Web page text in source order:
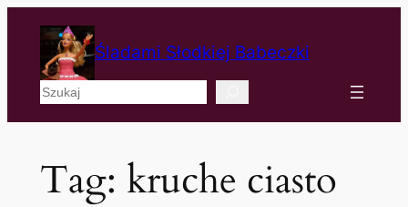
Śladami Słodkiej Babeczki
Szukaj
Tag: kruche ciasto